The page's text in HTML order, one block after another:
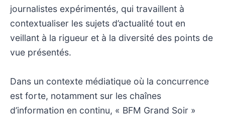
journalistes expérimentés, qui travaillent à
contextualiser les sujets d’actualité tout en
veillant à la rigueur et à la diversité des points de
vue présentés.
Dans un contexte médiatique où la concurrence
est forte, notamment sur les chaînes
d’information en continu, « BFM Grand Soir »